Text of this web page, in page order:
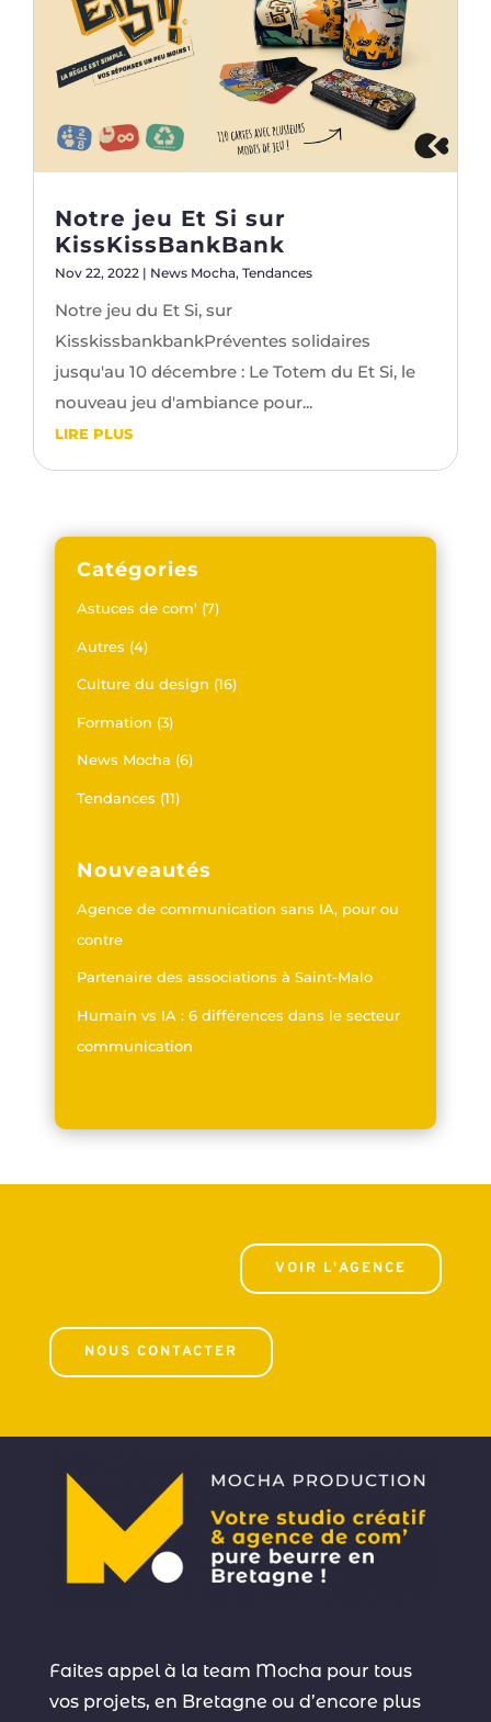
Notre jeu Et Si sur
KissKissBankBank
Nov 22, 2022 | News Mocha, Tendances
Notre jeu du Et Si, sur
KisskissbankbankPréventes solidaires
jusqu'au 10 décembre : Le Totem du Et Si, le
nouveau jeu d'ambiance pour...
LIRE PLUS
Catégories
Astuces de com' (7)
Autres (4)
Culture du design (16)
Formation (3)
News Mocha (6)
Tendances (11)
Nouveautés
Agence de communication sans IA, pour ou
contre
Partenaire des associations à Saint-Malo
Humain vs IA : 6 différences dans le secteur
communication
VOIR L'AGENCE
NOUS CONTACTER
Faites appel à la team Mocha pour tous
vos projets, en Bretagne ou d’encore plus